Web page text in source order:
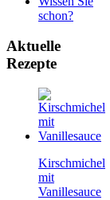
schon?
Aktuelle
Rezepte
Kirschmichel
mit
Vanillesauce